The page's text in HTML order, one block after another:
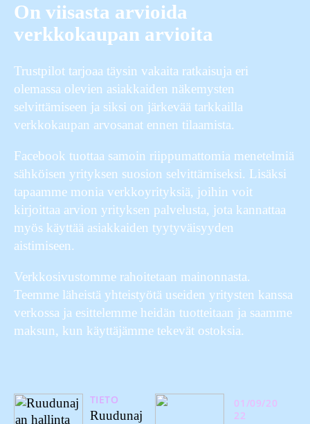
On viisasta arvioida
verkkokaupan arvioita
Trustpilot tarjoaa täysin vakaita ratkaisuja eri
olemassa olevien asiakkaiden näkemysten
selvittämiseen ja siksi on järkevää tarkkailla
verkkokaupan arvosanat ennen tilaamista.
Facebook tuottaa samoin riippumattomia menetelmiä
sähköisen yrityksen suosion selvittämiseksi. Lisäksi
tapaamme monia verkkoyrityksiä, joihin voit
kirjoittaa arvion yrityksen palvelusta, jota kannattaa
myös käyttää asiakkaiden tyytyväisyyden
aistimiseen.
Verkkosivustomme rahoitetaan mainonnasta.
Teemme läheistä yhteistyötä useiden yritysten kanssa
verkossa ja esittelemme heidän tuotteitaan ja saamme
maksun, kun käyttäjämme tekevät ostoksia.
TIETO
Ruudunaj
01/09/20
22